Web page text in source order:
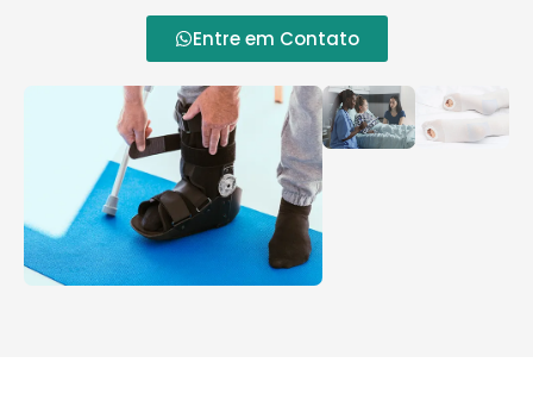
Entre em Contato